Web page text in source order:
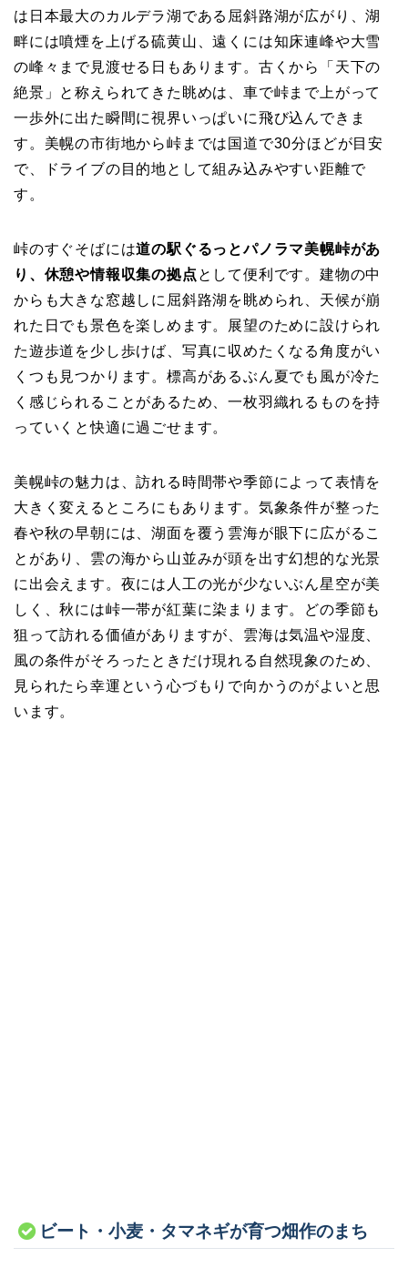
は日本最大のカルデラ湖である屈斜路湖が広がり、湖
畔には噴煙を上げる硫黄山、遠くには知床連峰や大雪
の峰々まで見渡せる日もあります。古くから「天下の
絶景」と称えられてきた眺めは、車で峠まで上がって
一歩外に出た瞬間に視界いっぱいに飛び込んできま
す。美幌の市街地から峠までは国道で30分ほどが目安
で、ドライブの目的地として組み込みやすい距離で
す。
峠のすぐそばには道の駅ぐるっとパノラマ美幌峠があ
り、休憩や情報収集の拠点 として便利です。建物の中
からも大きな窓越しに屈斜路湖を眺められ、天候が崩
れた日でも景色を楽しめます。展望のために設けられ
た遊歩道を少し歩けば、写真に収めたくなる角度がい
くつも見つかります。標高があるぶん夏でも風が冷た
く感じられることがあるため、一枚羽織れるものを持
っていくと快適に過ごせます。
美幌峠の魅力は、訪れる時間帯や季節によって表情を
大きく変えるところにもあります。気象条件が整った
春や秋の早朝には、湖面を覆う雲海が眼下に広がるこ
とがあり、雲の海から山並みが頭を出す幻想的な光景
に出会えます。夜には人工の光が少ないぶん星空が美
しく、秋には峠一帯が紅葉に染まります。どの季節も
狙って訪れる価値がありますが、雲海は気温や湿度、
風の条件がそろったときだけ現れる自然現象のため、
見られたら幸運という心づもりで向かうのがよいと思
います。
ビート・小麦・タマネギが育つ畑作のまち